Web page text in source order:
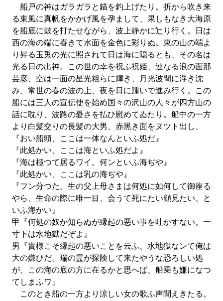
船戸の神はガラガラと錨を釣上げたり。折から吹き来
る東風に真帆をかかげ風を孕まして、果しもなき大海原
を船底に鼓を打たせながら、波上静かに辷り行く。日は
西の海の端に舂きて水面を金色に彩りぬ。東の山の端よ
り昇る玉兎の光に照されて日は海に隠るとも、その名は
光る日の出神。この世の幸を祝ふ祝姫、連なる浪の面那
芸彦、空は一面の星光粗らに輝き、月光波間に浮き沈
み、常世の春の波の上、夜を日に踵いで進み行く。この
船には三人の宣伝使を始め国々の沢山の人々が四方山の
話に耽り、波路の憂さを払ひ慰めてゐたり。船中の一方
より白髪交りの長髪の大男、赤黒き面をヌツト出し、
『おい船頭、ここは一体なんといふ処だ』
『此処かい、ここは海といふ処だよ』
『海は極つて居るワイ。何ンといふ海ぢや』
『此処かい、ここは乳の海ぢや』
『フン分つた。生の父上母さまは何処に如何して御座る
やら、生命の際に唯一目、会うて死にたい顔見たい、と
いふ海かい』
甲『何処の奴か知らぬが縁起の悪い事を吐かすない。一
寸下は水地獄だぞよ』
男『貴様こそ縁起の悪いことを云ふ、水地獄なンて俺は
大の嫌ひだ。瑞の霊が探険して来たやうな恐ろしい処
が、この海の底の方に在るかと思へば、船乗も嫌になつ
てしまふワ』
このとき船の一方より涼しい女の歌ふ声聞えきたる。